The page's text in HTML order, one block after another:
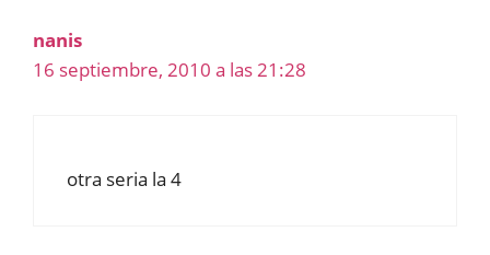
nanis
16 septiembre, 2010 a las 21:28
otra seria la 4